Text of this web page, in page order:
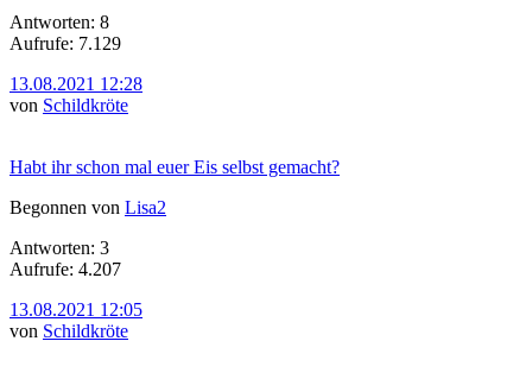
Antworten: 8
Aufrufe: 7.129
13.08.2021 12:28
von Schildkröte
Habt ihr schon mal euer Eis selbst gemacht?
Begonnen von Lisa2
Antworten: 3
Aufrufe: 4.207
13.08.2021 12:05
von Schildkröte